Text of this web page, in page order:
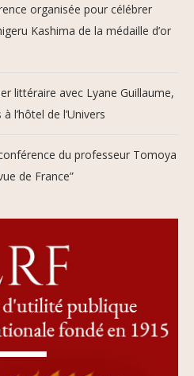
organisée pour célébrer
Kashima de la médaille d’or
littéraire avec Lyane Guillaume,
l’hôtel de l’Univers
du professeur Tomoya
de France”